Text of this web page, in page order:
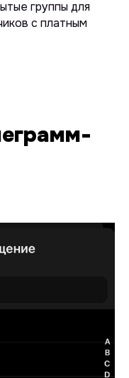
группы для
с платным